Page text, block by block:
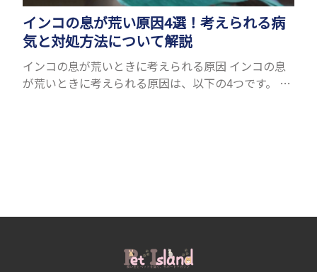
インコの息が荒い原因4選！考えられる病
気と対処方法について解説
インコの息が荒いときに考えられる原因 インコの息
が荒いときに考えられる原因は、以下の4つです。 ●